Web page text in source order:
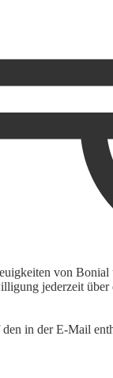
von
jederzeit
in der E-Mail